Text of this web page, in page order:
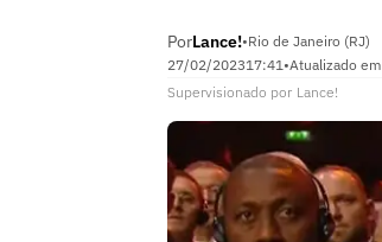
PorLance!•Rio de Janeiro (RJ)
27/02/202317:41•Atualizado em
Supervisionado por Lance!